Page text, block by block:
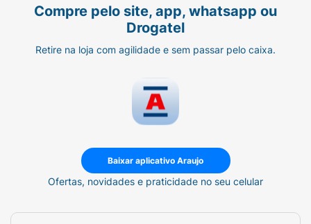
Compre pelo site, app, whatsapp ou
Drogatel
Retire na loja com agilidade e sem passar pelo caixa.
Baixar aplicativo Araujo
Ofertas, novidades e praticidade no seu celular